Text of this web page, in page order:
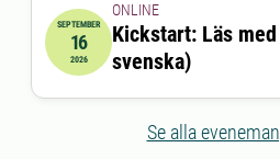
2026-09-16 12:30:00
SEPTEMBER
16
2026
ONLINE
Kickstart: Läs
svenska)
Se alla